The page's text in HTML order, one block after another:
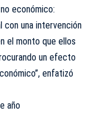
económico:
con una intervención
el monto que ellos
un efecto
enfatizó
año